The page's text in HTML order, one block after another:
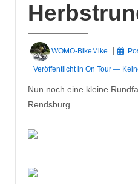
WOMO-BikeMike
Veröffentlicht in On Tour —
Nun noch eine kleine
Rendsburg…